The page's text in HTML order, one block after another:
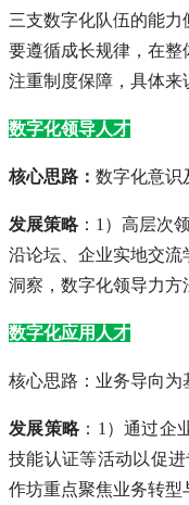
三支数字化队伍的能
要遵循成长规律，在整
注重制度保障，具体来
数字化领导人才
核心思路： 数字化意识
发展策略：1）高层次
沿论坛、企业实地交
洞察，数字化领导力方
数字化应用人才
核心思路：业务导向为
发展策略：1）通过企
技能认证等活动以促
作坊重点聚焦业务转型